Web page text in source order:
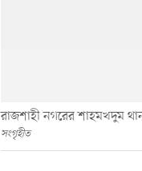
রাজশাহী নগরের শাহমখদুম
সংগৃহীত